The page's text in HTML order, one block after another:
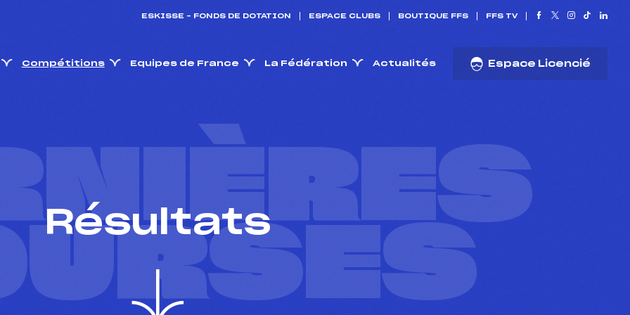
ESKISSE – FONDS DE DOTATION ESPACE CLUBS BOUTIQUE FFS FFS TV
Compétitions Equipes de France La Fédération Actualités Espace Licencié
Résultats